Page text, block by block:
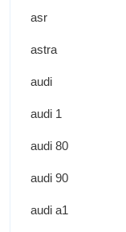
asr
astra
audi
audi 1
audi 80
audi 90
audi a1